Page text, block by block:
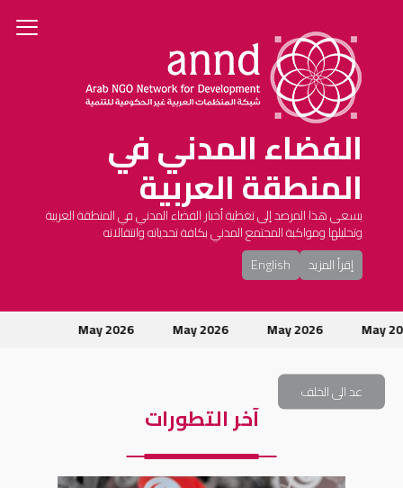
الفضاء المدني في
المنطقة العربية
يسعى هذا المرصد إلى تغطية أخبار الفضاء المدني في المنطقة العربية
وتحليلها ومواكبة المجتمع المدني بكافة تحدياته وانتقالاته
إقرأ المزيد
English
May 2026 May 2026 May 2026 May
آخر التطورات
عد الى الخلف